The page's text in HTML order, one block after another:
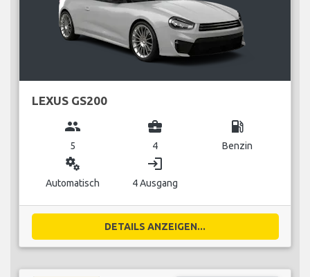
LEXUS GS200
group
5
business_center
4
local_gas_station
Benzin
miscellaneous_services
Automatisch
login
4 Ausgang
DETAILS ANZEIGEN...